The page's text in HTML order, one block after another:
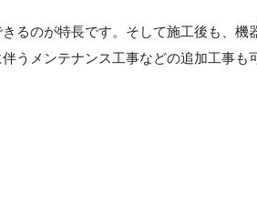
るのが特長です。そして施工後も、機
うメンテナンス工事などの追加工事も